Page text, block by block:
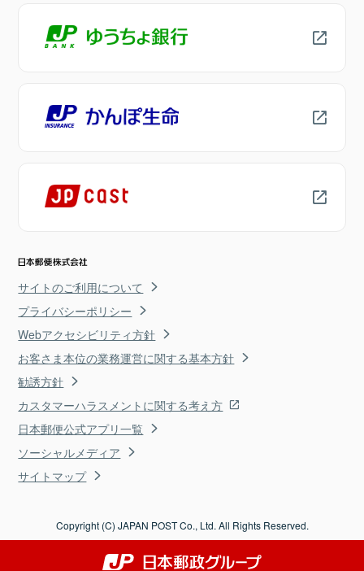
サイトのご利用について
プライバシーポリシー
Webアクセシビリティ方針
お客さま本位の業務運営に関する基本方針
勧誘方針
カスタマーハラスメントに関する考え方
日本郵便公式アプリ一覧
ソーシャルメディア
サイトマップ
Copyright (C) JAPAN POST Co., Ltd. All Rights Reserved.